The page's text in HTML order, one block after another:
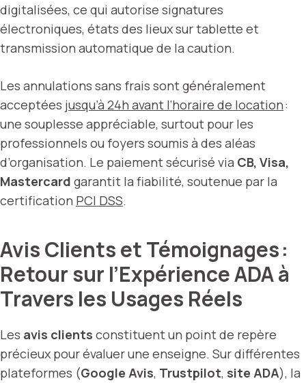
digitalisées, ce qui autorise signatures
électroniques, états des lieux sur tablette et
transmission automatique de la caution.
Les annulations sans frais sont généralement
acceptées jusqu’à 24h avant l’horaire de location:
une souplesse appréciable, surtout pour les
professionnels ou foyers soumis à des aléas
d’organisation. Le paiement sécurisé via CB, Visa,
Mastercard garantit la fiabilité, soutenue par la
certification PCI DSS.
Avis Clients et Témoignages :
Retour sur l’Expérience ADA à
Travers les Usages Réels
Les avis clients constituent un point de repère
précieux pour évaluer une enseigne. Sur différentes
plateformes (Google Avis, Trustpilot, site ADA), la